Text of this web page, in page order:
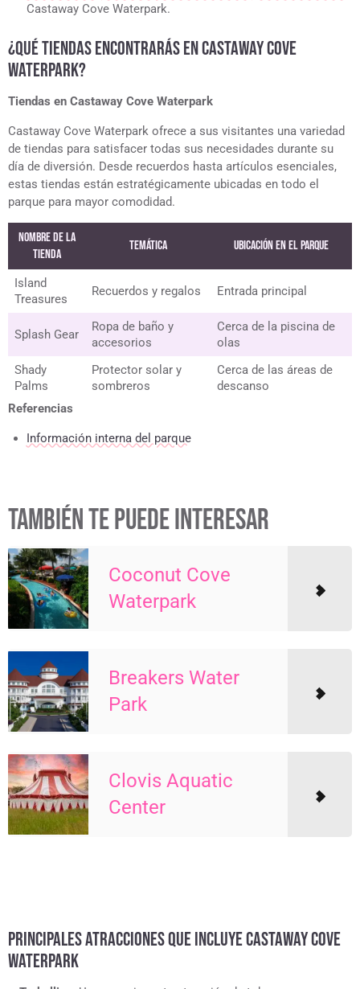
Castaway Cove Waterpark.
¿QUÉ TIENDAS ENCONTRARÁS EN CASTAWAY COVE
WATERPARK?
Tiendas en Castaway Cove Waterpark
Castaway Cove Waterpark ofrece a sus visitantes una variedad
de tiendas para satisfacer todas sus necesidades durante su
día de diversión. Desde recuerdos hasta artículos esenciales,
estas tiendas están estratégicamente ubicadas en todo el
parque para mayor comodidad.
Nombre de la
tienda
Temática Ubicación en el Parque
Island
Treasures
Recuerdos y regalos Entrada principal
Splash Gear
Ropa de baño y
accesorios
Cerca de la piscina de
olas
Shady
Palms
Protector solar y
sombreros
Cerca de las áreas de
descanso
Referencias
Información interna del parque
TAMBIÉN TE PUEDE INTERESAR
Coconut Cove
Waterpark
Breakers Water
Park
Clovis Aquatic
Center
PRINCIPALES ATRACCIONES QUE INCLUYE CASTAWAY COVE
WATERPARK